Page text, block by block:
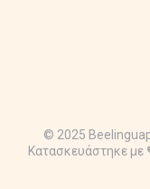
© 2025
Κατασκευάστηκε με